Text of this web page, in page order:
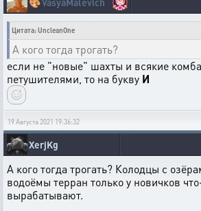
Цитата: UncleanOne
А кого тогда трогать?
если не "новые" шахты и всякие
петушителями, то на букву И
19 Августа 2021 19:36:32
XerjKg
А кого тогда трогать? Колодцы с
водоёмы терран только у новичков
вырабатывают.